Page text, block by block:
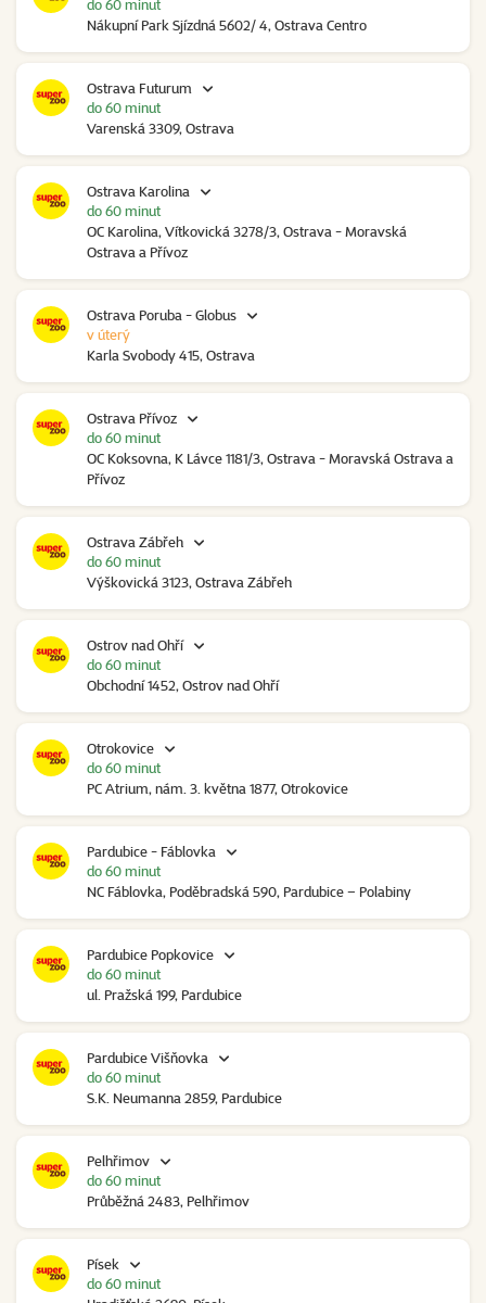
Nákupní Park Sjízdná 5602/ 4, Ostrava Centro
do 60 minut
Ostrava Futurum
Varenská 3309, Ostrava
do 60 minut
Ostrava Karolina
OC Karolina, Vítkovická 3278/3, Ostrava - Moravská
Ostrava a Přívoz
do 60 minut
Ostrava Poruba - Globus
Karla Svobody 415, Ostrava
v úterý
Ostrava Přívoz
OC Koksovna, K Lávce 1181/3, Ostrava - Moravská Ostrava a
Přívoz
do 60 minut
Ostrava Zábřeh
Výškovická 3123, Ostrava Zábřeh
do 60 minut
Ostrov nad Ohří
Obchodní 1452, Ostrov nad Ohří
do 60 minut
Otrokovice
PC Atrium, nám. 3. května 1877, Otrokovice
do 60 minut
Pardubice - Fáblovka
NC Fáblovka, Poděbradská 590, Pardubice – Polabiny
do 60 minut
Pardubice Popkovice
ul. Pražská 199, Pardubice
do 60 minut
Pardubice Višňovka
S.K. Neumanna 2859, Pardubice
do 60 minut
Pelhřimov
Průběžná 2483, Pelhřimov
do 60 minut
Písek
do 60 minut